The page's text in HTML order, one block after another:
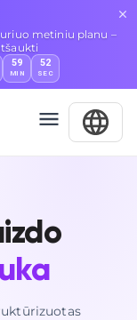
metiniu planu –
59
MIN
50
SEC